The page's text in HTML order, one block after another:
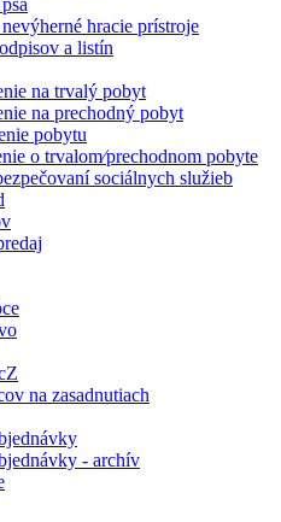
hracie prístroje
a listín
na trvalý pobyt
na prechodný pobyt
pobytu
o trvalom⁄prechodnom pobyte
sociálnych služieb
na zasadnutiach
- archív